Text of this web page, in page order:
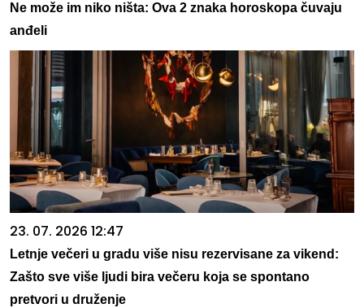
Ne može im niko ništa: Ova 2 znaka horoskopa čuvaju
anđeli
23. 07. 2026 12:47
Letnje večeri u gradu više nisu rezervisane za vikend:
Zašto sve više ljudi bira večeru koja se spontano
pretvori u druženje